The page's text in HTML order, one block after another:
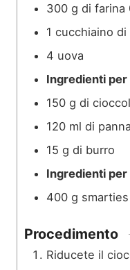
300 g di farina
1 cucchiaino
4 uova
Ingredienti per
150 g di
120 ml di
15 g di burro
Ingredienti
400 g smarties
Procedimento
Riducete il